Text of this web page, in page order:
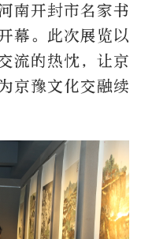
开封市名家书
幕。此次展览以
流的热忱，让京
京豫文化交融续